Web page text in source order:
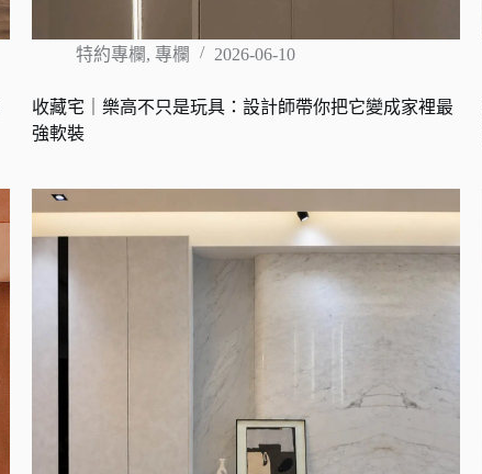
特約專欄, 專欄 2026-06-10
收藏宅｜樂高不只是玩具：設計師帶你把它變成家裡最
強軟裝